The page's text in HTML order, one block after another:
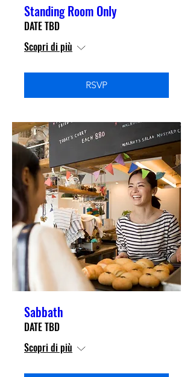
Standing Room Only
DATE TBD
Scopri di più
RSVP
Sabbath
DATE TBD
Scopri di più